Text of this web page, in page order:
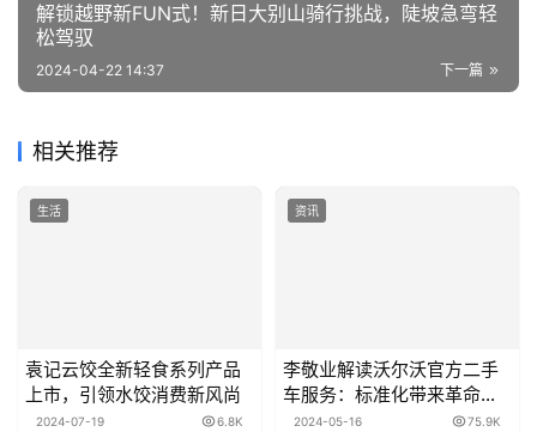
解锁越野新FUN式！新日大别山骑行挑战，陡坡急弯轻
松驾驭
下一篇
2024-04-22 14:37
相关推荐
生活
袁记云饺全新轻食系列产品
上市，引领水饺消费新风尚
2024-07-19 6.8K
资讯
李敬业解读沃尔沃官方二手
车服务：标准化带来革命性
变革
2024-05-16 75.9K